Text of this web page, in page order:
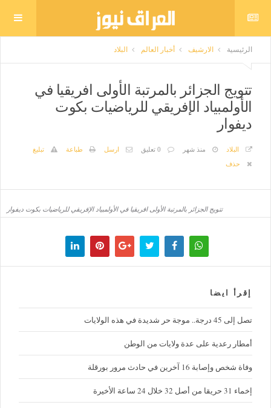
الرئيسية الارشيف أخبار العالم البلاد
تتويج الجزائر بالمرتبة الأولى افريقيا في
الأولمبياد الإفريقي للرياضيات بكوت
ديفوار
البلاد منذ شهر 0 تعليق ارسل طباعة
تبليغ
حذف
تتويج الجزائر بالمرتبة الأولى افريقيا في الأولمبياد الإفريقي للرياضيات بكوت ديفوار
إقرأ ايضا
تصل إلى 45 درجة.. موجة حر شديدة في هذه الولايات
أمطار رعدية على عدة ولايات من الوطن
وفاة شخص وإصابة 16 آخرين في حادث مرور بورقلة
إخماء 31 حريقا من أصل 32 خلال 24 ساعة الأخيرة